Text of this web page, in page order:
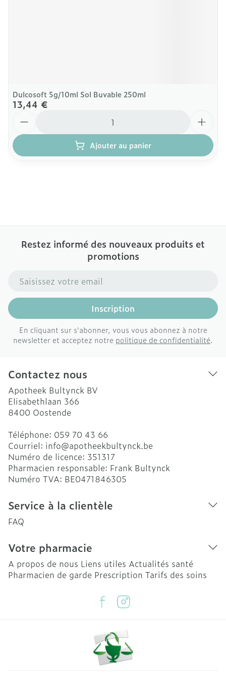
Dulcosoft 5g/10ml Sol Buvable 250ml
13,44 €
Ajouter au panier
Restez informé des nouveaux produits et
promotions
Adresse mail
Inscription
En cliquant sur s'abonner, vous vous abonnez à notre
newsletter et acceptez notre politique de confidentialité.
Contactez nous
Apotheek Bultynck BV
Elisabethlaan 366
8400 Oostende
Téléphone: 059 70 43 66
Courriel: info@apotheekbultynck.be
Numéro de licence: 351317
Pharmacien responsable: Frank Bultynck
Numéro TVA: BE0471846305
Service à la clientèle
FAQ
Votre pharmacie
A propos de nous Liens utiles Actualités santé
Pharmacien de garde Prescription Tarifs des soins